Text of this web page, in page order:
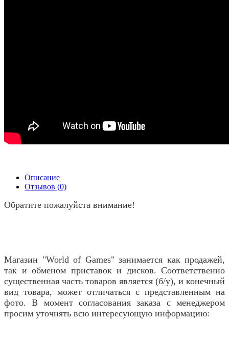
Описание
Отзывов (0)
Обратите пожалуйста внимание!
Магазин "World of Games" занимается как продажей,
так и обменом приставок и дисков. Соответственно
существенная часть товаров является (б/у), и конечный
вид товара, может отличаться с представленным на
фото. В момент согласования заказа с менеджером
просим уточнять всю интересующую информацию: